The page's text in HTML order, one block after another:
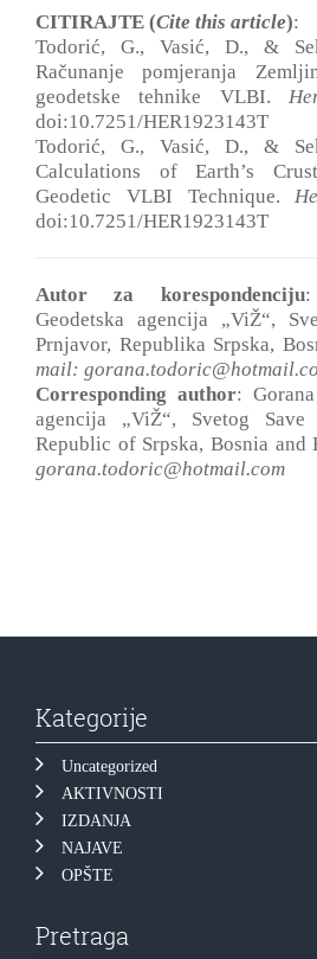
CITIRAJTE (Cite this article):
Todorić, G., Vasić, D., &
Računanje pomjeranja
geodetske tehnike VLBI.
doi:10.7251/HER1923143T
Todorić, G., Vasić, D., &
Calculations of Earth’s
Geodetic VLBI Technique.
doi:10.7251/HER1923143T
Autor za korespondenciju:
Geodetska agencija „ViŽ“,
Prnjavor, Republika Srpska,
mail:
Corresponding author:
agencija „ViŽ“, Svetog
Republic of Srpska, Bosnia and
gorana.todoric@hotmail.com
Kategorije
Uncategorized
AKTIVNOSTI
IZDANJA
NAJAVE
OPŠTE
Pretraga